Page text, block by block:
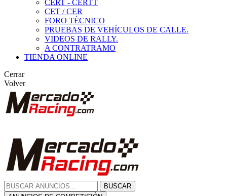
CERT - CERTT
CET / CER
FORO TÉCNICO
PRUEBAS DE VEHÍCULOS DE CALLE.
VIDEOS DE RALLY.
A CONTRATRAMO
TIENDA ONLINE
Cerrar
Volver
BUSCAR
ANUNCIOS DE COMPETICIÓN